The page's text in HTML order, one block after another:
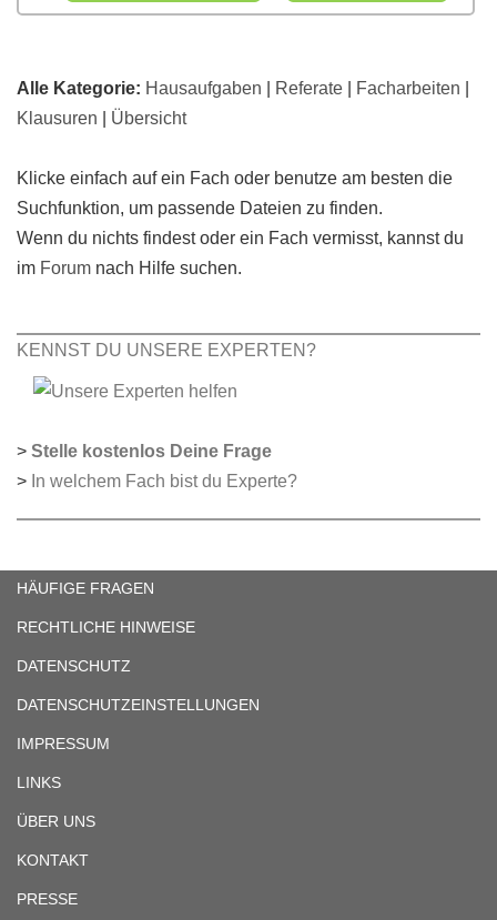
Alle Kategorie: Hausaufgaben Referate Facharbeiten
Klausuren
Übersicht
Klicke einfach auf ein Fach oder benutze am besten die
Suchfunktion, um passende Dateien zu finden.
Wenn du nichts findest oder ein Fach vermisst, kannst du
im Forum nach Hilfe suchen.
KENNST DU UNSERE EXPERTEN?
> Stelle kostenlos Deine Frage
> In welchem Fach bist du Experte?
HÄUFIGE FRAGEN
RECHTLICHE HINWEISE
DATENSCHUTZ
DATENSCHUTZEINSTELLUNGEN
IMPRESSUM
LINKS
ÜBER UNS
KONTAKT
PRESSE